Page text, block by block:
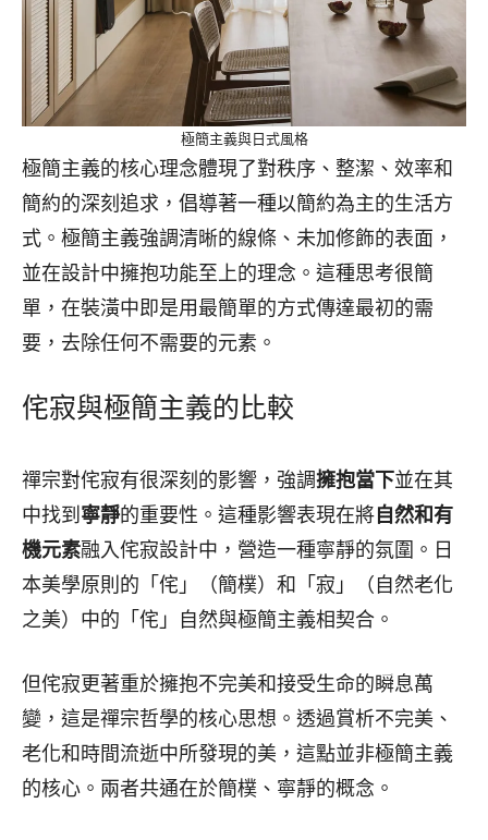
極簡主義與日式風格
極簡主義的核心理念體現了對秩序、整潔、效率和
簡約的深刻追求，倡導著一種以簡約為主的生活方
式。極簡主義強調清晰的線條、未加修飾的表面，
並在設計中擁抱功能至上的理念。這種思考很簡
單，在裝潢中即是用最簡單的方式傳達最初的需
要，去除任何不需要的元素。
侘寂與極簡主義的比較
禪宗對侘寂有很深刻的影響，強調擁抱當下並在其
中找到 寧靜的重要性。這種影響表現在將自然和有
機元素融入侘寂設計中，營造一種寧靜的氛圍。日
本美學原則的「侘」（簡樸）和「寂」（自然老化
之美）中的「侘」自然與極簡主義相契合。
但侘寂更著重於擁抱不完美和接受生命的瞬息萬
變，這是禪宗哲學的核心思想。透過賞析不完美、
老化和時間流逝中所發現的美，這點並非極簡主義
的核心。兩者共通在於簡樸、寧靜的概念。